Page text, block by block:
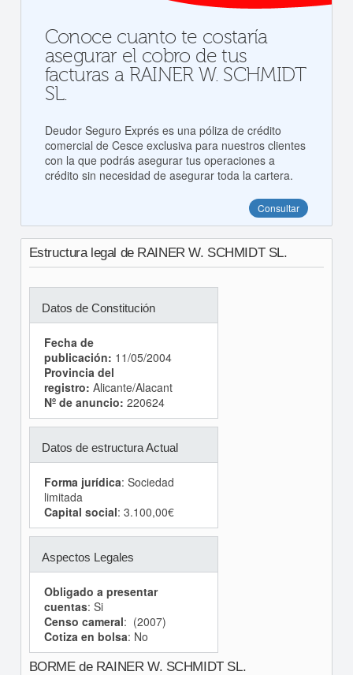
Conoce cuanto te costaría
asegurar el cobro de tus
facturas a RAINER W. SCHMIDT
SL.
Deudor Seguro Exprés es una póliza de crédito
comercial de Cesce exclusiva para nuestros clientes
con la que podrás asegurar tus operaciones a
crédito sin necesidad de asegurar toda la cartera.
Consultar
Estructura legal de RAINER W. SCHMIDT SL.
Datos de Constitución
Fecha de
publicación: 11/05/2004
Provincia del
registro: Alicante/Alacant
Nº de anuncio: 220624
Datos de estructura Actual
Forma jurídica: Sociedad
limitada
Capital social: 3.100,00€
Aspectos Legales
Obligado a presentar
cuentas: Si
Censo cameral: (2007)
Cotiza en bolsa: No
BORME de RAINER W. SCHMIDT SL.